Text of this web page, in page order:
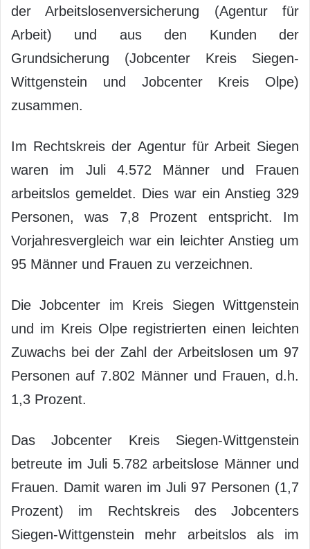
der Arbeitslosenversicherung (Agentur für
Arbeit) und aus den Kunden der
Grundsicherung (Jobcenter Kreis Siegen-
Wittgenstein und Jobcenter Kreis Olpe)
zusammen.
Im Rechtskreis der Agentur für Arbeit Siegen
waren im Juli 4.572 Männer und Frauen
arbeitslos gemeldet. Dies war ein Anstieg 329
Personen, was 7,8 Prozent entspricht. Im
Vorjahresvergleich war ein leichter Anstieg um
95 Männer und Frauen zu verzeichnen.
Die Jobcenter im Kreis Siegen Wittgenstein
und im Kreis Olpe registrierten einen leichten
Zuwachs bei der Zahl der Arbeitslosen um 97
Personen auf 7.802 Männer und Frauen, d.h.
1,3 Prozent.
Das Jobcenter Kreis Siegen-Wittgenstein
betreute im Juli 5.782 arbeitslose Männer und
Frauen. Damit waren im Juli 97 Personen (1,7
Prozent) im Rechtskreis des Jobcenters
Siegen-Wittgenstein mehr arbeitslos als im